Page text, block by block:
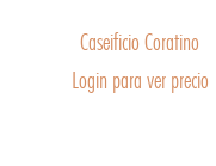
Caseificio Coratino
Login para ver precio